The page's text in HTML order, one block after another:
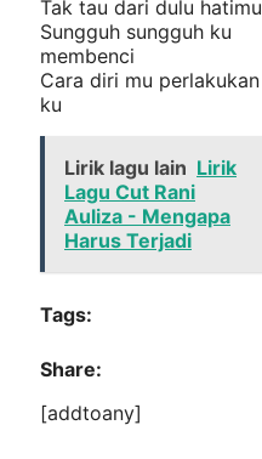
Tak tau dari dulu hatimu
Sungguh sungguh ku
membenci
Cara diri mu perlakukan
ku
Lirik lagu lain Lirik
Lagu Cut Rani
Auliza - Mengapa
Harus Terjadi
Tags:
Share:
[addtoany]